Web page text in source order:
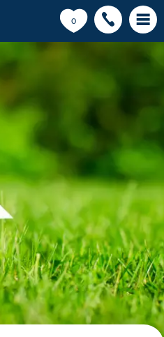
0
💗